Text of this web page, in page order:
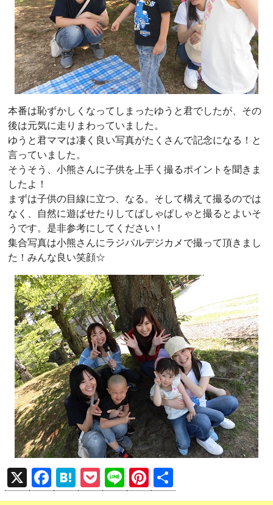
本番は恥ずかしくなってしまったゆうと君でしたが、その
後は元気に走りまわっていました。
ゆうと君ママは凄く良い写真がたくさんで記念になる！と
言っていました。
そうそう、小熊さんに子供を上手く撮るポイントを聞きま
したよ！
まずは子供の目線に立つ、なる。そして構えて撮るのでは
なく、自然に遊ばせたりしてぱしゃぱしゃと撮るとよいそ
うです。是非参考にしてください！
集合写真は小熊さんにラジパルデジカメで撮って頂きまし
た！みんな良い笑顔☆
X
F
a
H
at
P
o
Li
n
Pi
nt 有